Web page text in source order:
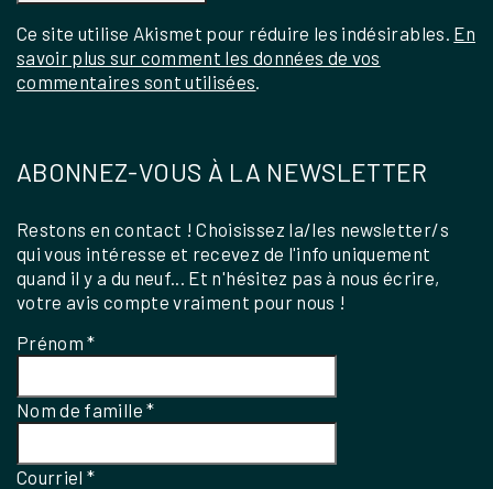
Ce site utilise Akismet pour réduire les indésirables. En
savoir plus sur comment les données de vos
commentaires sont utilisées
ABONNEZ-VOUS À LA NEWSLETTER
Restons en contact ! Choisissez la/les newsletter/s
qui vous intéresse et recevez de l'info uniquement
quand il y a du neuf... Et n'hésitez pas à nous écrire,
votre avis compte vraiment pour nous !
Prénom*
Nom de famille*
Courriel*